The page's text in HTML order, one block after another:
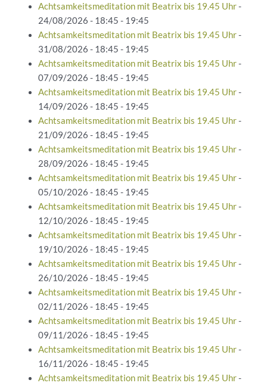
Achtsamkeitsmeditation mit Beatrix bis 19.45 Uhr-
24/08/2026 - 18:45 - 19:45
Achtsamkeitsmeditation mit Beatrix bis 19.45 Uhr-
31/08/2026 - 18:45 - 19:45
Achtsamkeitsmeditation mit Beatrix bis 19.45 Uhr-
07/09/2026 - 18:45 - 19:45
Achtsamkeitsmeditation mit Beatrix bis 19.45 Uhr-
14/09/2026 - 18:45 - 19:45
Achtsamkeitsmeditation mit Beatrix bis 19.45 Uhr-
21/09/2026 - 18:45 - 19:45
Achtsamkeitsmeditation mit Beatrix bis 19.45 Uhr-
28/09/2026 - 18:45 - 19:45
Achtsamkeitsmeditation mit Beatrix bis 19.45 Uhr-
05/10/2026 - 18:45 - 19:45
Achtsamkeitsmeditation mit Beatrix bis 19.45 Uhr-
12/10/2026 - 18:45 - 19:45
Achtsamkeitsmeditation mit Beatrix bis 19.45 Uhr-
19/10/2026 - 18:45 - 19:45
Achtsamkeitsmeditation mit Beatrix bis 19.45 Uhr-
26/10/2026 - 18:45 - 19:45
Achtsamkeitsmeditation mit Beatrix bis 19.45 Uhr-
02/11/2026 - 18:45 - 19:45
Achtsamkeitsmeditation mit Beatrix bis 19.45 Uhr-
09/11/2026 - 18:45 - 19:45
Achtsamkeitsmeditation mit Beatrix bis 19.45 Uhr-
16/11/2026 - 18:45 - 19:45
Achtsamkeitsmeditation mit Beatrix bis 19.45 Uhr-